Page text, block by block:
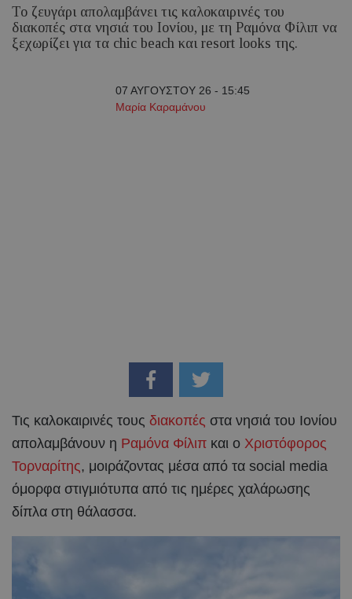
Το ζευγάρι απολαμβάνει τις καλοκαιρινές του
διακοπές στα νησιά του Ιονίου, με τη Ραμόνα Φίλιπ να
ξεχωρίζει για τα chic beach και resort looks της.
07 ΑΥΓΟΥΣΤΟΥ 26 - 15:45
Μαρία Καραμάνου
Τις καλοκαιρινές τους διακοπές στα νησιά του Ιονίου
απολαμβάνουν η Ραμόνα Φίλιπ και ο Χριστόφορος
Τορναρίτης, μοιράζοντας μέσα από τα social media
όμορφα στιγμιότυπα από τις ημέρες χαλάρωσης
δίπλα στη θάλασσα.